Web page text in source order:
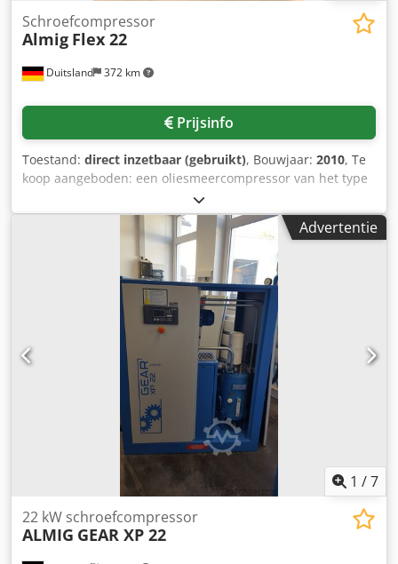
Duitsland 372 km
Schroefcompressor
Almig Flex 22
Prijsinfo
Toestand: direct inzetbaar (gebruikt), Bouwjaar: 2010, Te
koop aangeboden: een oliesmeercompressor van het type
Almig, met toerentalregeling. Motorvermogen: 22 kW,
volumestroom: 760-3910 l/min, maximale werkdruk: 13
bar, maximale motortoerental: 6400 omw/min,
gebruiksuren: circa 24.702. Documentatie aanwezig.
Bezichtiging na overleg mogelijk. Dksdpfx Aezta D Tenzer
Advertentie
1 /7
22 kW schroefcompressor
ALMIG GEAR XP 22